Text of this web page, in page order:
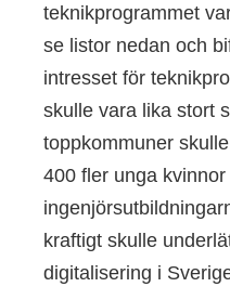
teknikprogrammet
se listor nedan och
intresset för
skulle vara lika stort
toppkommuner
400 fler unga
kraftigt skulle
digitalisering i